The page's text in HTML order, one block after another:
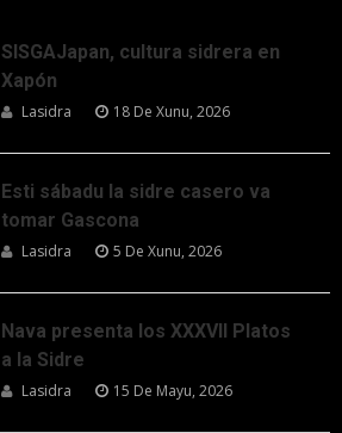
SISGAJapan, cultura sidrera en
Xapón
Lasidra 18 De Xunu, 2026
Esti sábadu la sidre casero va
tomar Gascona
Lasidra 5 De Xunu, 2026
Nava presenta los XXXVII Platos
a la Sidre
Lasidra 15 De Mayu, 2026